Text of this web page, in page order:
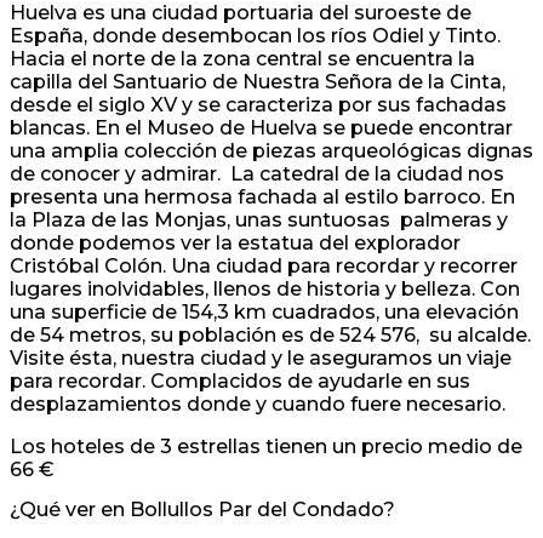
Huelva es una ciudad portuaria del suroeste de
España, donde desembocan los ríos Odiel y Tinto.
Hacia el norte de la zona central se encuentra la
capilla del Santuario de Nuestra Señora de la Cinta,
desde el siglo XV y se caracteriza por sus fachadas
blancas. En el Museo de Huelva se puede encontrar
una amplia colección de piezas arqueológicas dignas
de conocer y admirar. La catedral de la ciudad nos
presenta una hermosa fachada al estilo barroco. En
la Plaza de las Monjas, unas suntuosas palmeras y
donde podemos ver la estatua del explorador
Cristóbal Colón. Una ciudad para recordar y recorrer
lugares inolvidables, llenos de historia y belleza. Con
una superficie de 154,3 km cuadrados, una elevación
de 54 metros, su población es de 524 576, su alcalde.
Visite ésta, nuestra ciudad y le aseguramos un viaje
para recordar. Complacidos de ayudarle en sus
desplazamientos donde y cuando fuere necesario.
Los hoteles de 3 estrellas tienen un precio medio de
66 €
¿Qué ver en Bollullos Par del Condado?